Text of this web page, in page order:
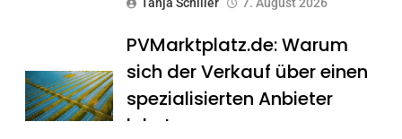
PVMarktplatz.de: Warum
sich der Verkauf über einen
spezialisierten Anbieter
lohnt